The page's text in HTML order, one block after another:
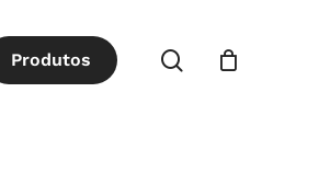
Produtos procurar